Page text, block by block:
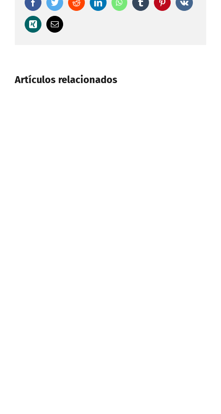
FacebookTwitterRedditLinkedInWhatsAppTumblr Pinterest
Vk
Xing
Correo
electrónico
Artículos relacionados